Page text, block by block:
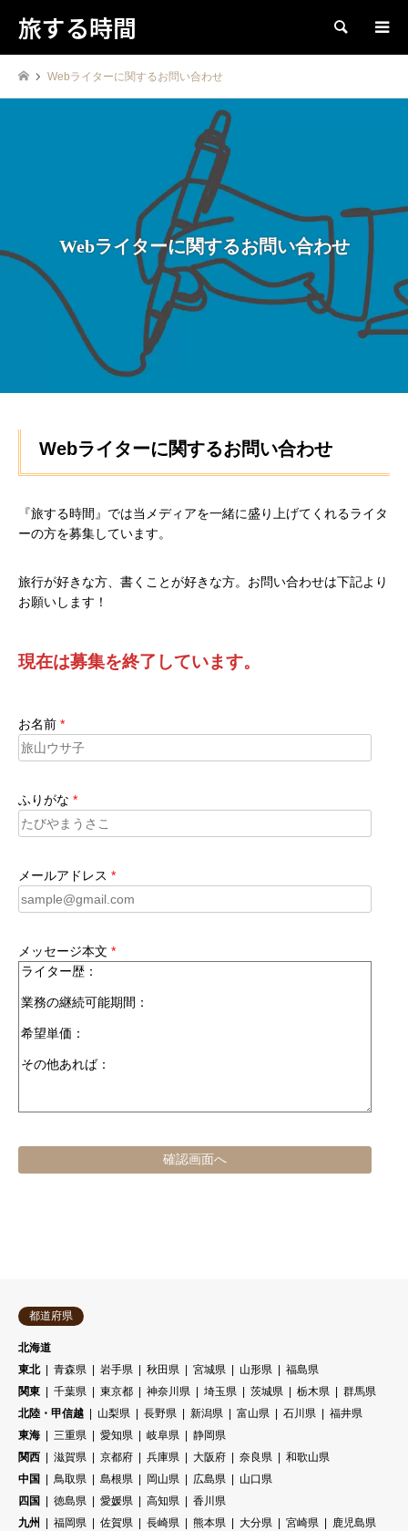
旅する時間 検索
Webライターに関するお問い合わせ
Webライターに関するお問い合わせ
Webライターに関するお問い合わせ
『旅する時間』では当メディアを一緒に盛り上げてくれるライタ
ーの方を募集しています。
旅行が好きな方、書くことが好きな方。お問い合わせは下記より
お願いします！
現在は募集を終了しています。
お名前 *
ふりがな *
メールアドレス *
メッセージ本文 *
都道府県
北海道
東北
青森県 岩手県 秋田県 宮城県 山形県
福島県
関東
千葉県 東京都 神奈川県 埼玉県 茨城県 栃木県
群馬県
北陸・甲信越
山梨県 長野県 新潟県 富山県 石川県
福井県
東海
三重県 愛知県 岐阜県
静岡県
関西
滋賀県 京都府 兵庫県 大阪府 奈良県
和歌山県
中国
鳥取県 島根県 岡山県 広島県
山口県
四国
徳島県 愛媛県 高知県
香川県
九州
福岡県 佐賀県 長崎県 熊本県 大分県 宮崎県
鹿児島県